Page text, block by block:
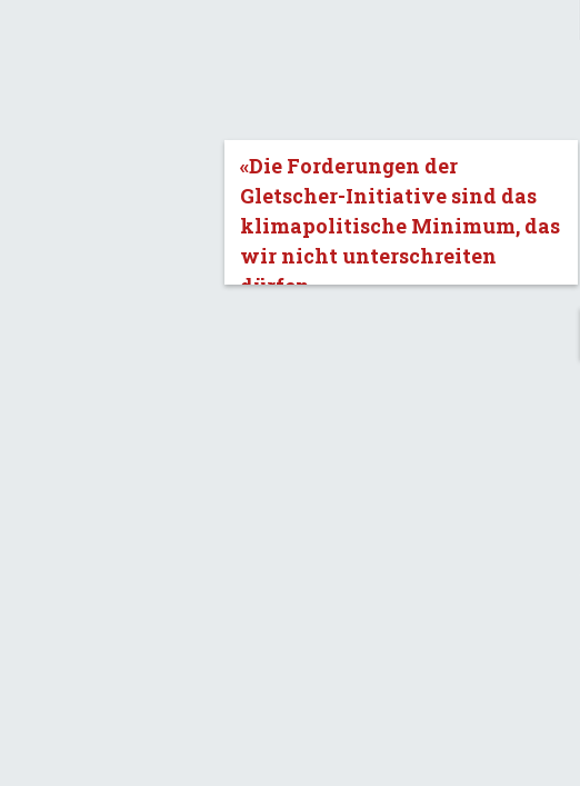
«Die Forderungen der
Gletscher-Initiative sind das
klimapolitische Minimum, das
wir nicht unterschreiten
dürfen.»